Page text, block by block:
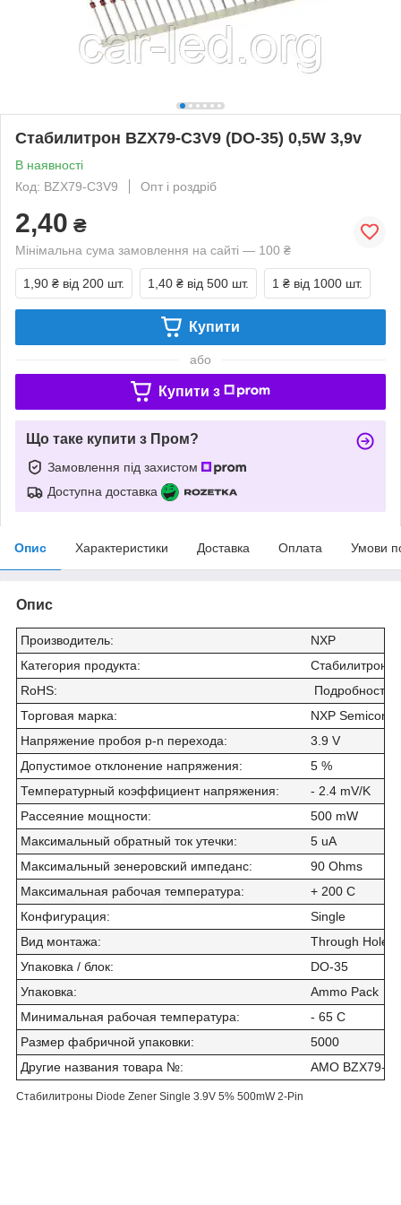
Стабилитрон BZX79-C3V9 (DO-35) 0,5W 3,9v
В наявності
Код: BZX79-C3V9
Опт і роздріб
2,40 ₴
Мінімальна сума замовлення на сайті — 100 ₴
1,90 ₴ від 200 шт. 1,40 ₴ від 500 шт. 1 ₴ від 1000 шт.
Купити
або
Купити з
Що таке купити з Пром?
Замовлення під захистом
Доступна доставка
Опис Характеристики Доставка Оплата Умови
Опис
Производитель:
NXP
Категория продукта:
Стабилитроны
RoHS:
Подробности
Торговая марка:
NXP
Напряжение пробоя p-n перехода:
3.9 V
Допустимое отклонение напряжения:
5 %
Температурный коэффициент напряжения:
- 2.4 mV/K
Рассеяние мощности:
500 mW
Максимальный обратный ток утечки:
5 uA
Максимальный зенеровский импеданс:
90 Ohms
Максимальная рабочая температура:
+ 200 C
Конфигурация:
Single
Вид монтажа:
Through Hole
Упаковка / блок:
DO-35
Упаковка:
Ammo Pack
Минимальная рабочая температура:
- 65 C
Размер фабричной упаковки:
5000
Другие названия товара №: AMO BZX79-
Стабилитроны Diode Zener Single 3.9V 5% 500mW 2-Pin